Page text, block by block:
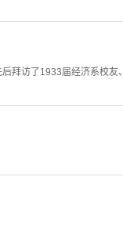
拜访了1933届经济系校友、